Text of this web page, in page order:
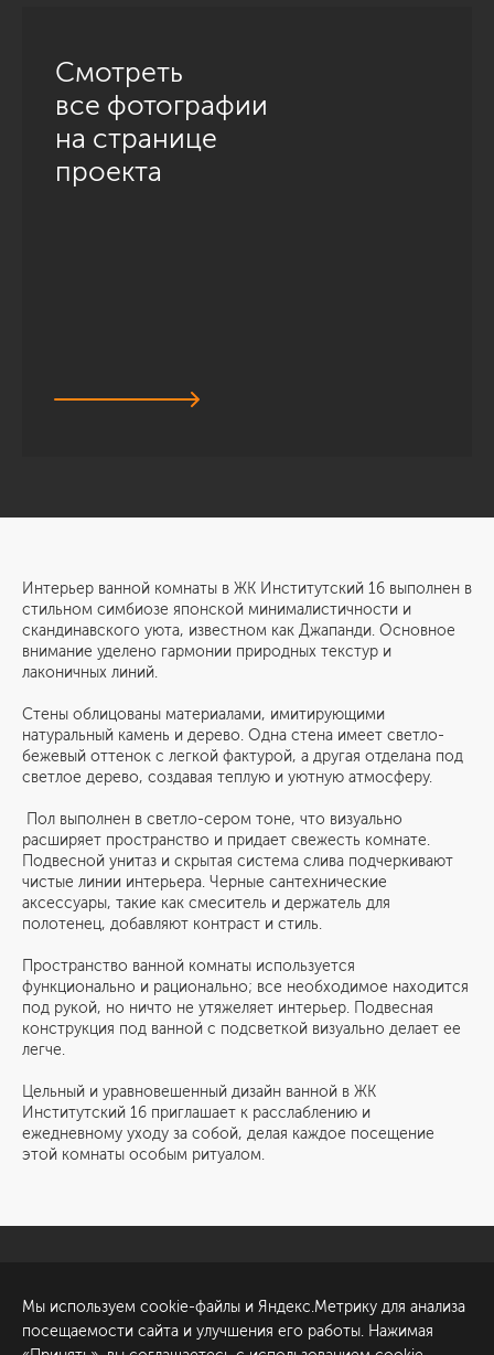
Смотреть
все фотографии
на странице
проекта
Интерьер ванной комнаты в ЖК Институтский 16 выполнен в
стильном симбиозе японской минималистичности и
скандинавского уюта, известном как Джапанди. Основное
внимание уделено гармонии природных текстур и
лаконичных линий.
Стены облицованы материалами, имитирующими
натуральный камень и дерево. Одна стена имеет светло-
бежевый оттенок с легкой фактурой, а другая отделана под
светлое дерево, создавая теплую и уютную атмосферу.
Пол выполнен в светло-сером тоне, что визуально
расширяет пространство и придает свежесть комнате.
Подвесной унитаз и скрытая система слива подчеркивают
чистые линии интерьера. Черные сантехнические
аксессуары, такие как смеситель и держатель для
полотенец, добавляют контраст и стиль.
Пространство ванной комнаты используется
функционально и рационально; все необходимое находится
под рукой, но ничто не утяжеляет интерьер. Подвесная
конструкция под ванной с подсветкой визуально делает ее
легче.
Цельный и уравновешенный дизайн ванной в ЖК
Институтский 16 приглашает к расслаблению и
ежедневному уходу за собой, делая каждое посещение
этой комнаты особым ритуалом.
Обсудить проект
ул. Академика Павлова, 6
к1
Мы используем cookie-файлы и Яндекс.Метрику для анализа
посещаемости сайта и улучшения его работы. Нажимая